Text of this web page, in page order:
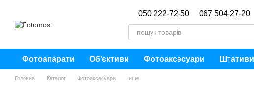
050 222-72-50 067 504-27-20
Фотоапарати Об'єктиви Фотоаксесуари Штативи
Головна Каталог Фотоаксесуари Інше